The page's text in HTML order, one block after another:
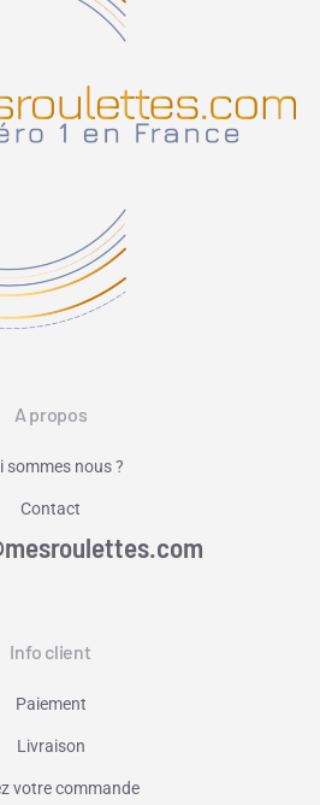
A propos
sommes nous ?
Contact
Info client
Paiement
Livraison
votre commande